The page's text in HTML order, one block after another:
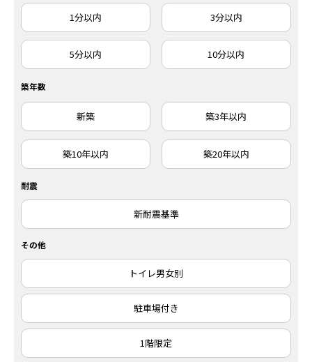
1分以内 3分以内
5分以内 10分以内
築年数
新築 築3年以内
築10年以内 築20年以内
耐震
新耐震基準
その他
トイレ男女別
駐車場付き
1階限定